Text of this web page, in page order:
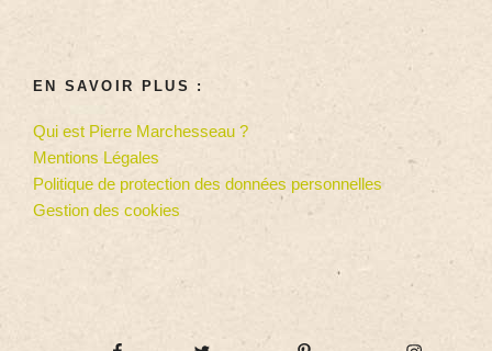
EN SAVOIR PLUS :
Qui est Pierre Marchesseau ?
Mentions Légales
Politique de protection des données personnelles
Gestion des cookies